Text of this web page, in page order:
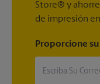
Store® y
de impresión
Proporcione